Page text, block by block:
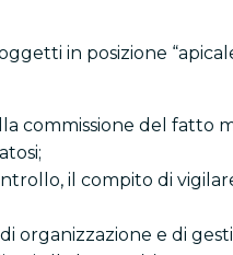
in posizione
commissione del fatto
il compito di
organizzazione e di